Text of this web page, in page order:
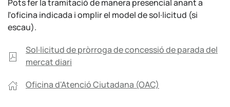
Pots fer la tramitació de manera presencial anant a
l'oficina indicada i omplir el model de sol·licitud (si
escau).
Sol·licitud de pròrroga de concessió de parada del
mercat diari
Oficina d'Atenció Ciutadana (OAC)